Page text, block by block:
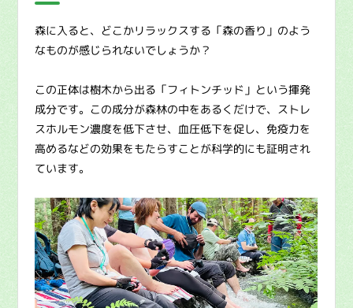
森に入ると、どこかリラックスする「森の香り」のよう
なものが感じられないでしょうか？
この正体は樹木から出る「フィトンチッド」という揮発
成分です。この成分が森林の中をあるくだけで、ストレ
スホルモン濃度を低下させ、血圧低下を促し、免疫力を
高めるなどの効果をもたらすことが科学的にも証明され
ています。